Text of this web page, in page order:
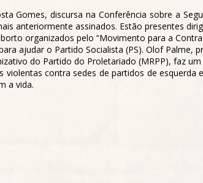
Gomes, discursa na Conferência sobre a
anteriormente assinados. Estão presentes
organizados pelo “Movimento para a
ajudar o Partido Socialista (PS). Olof Palme,
do Partido do Proletariado (MRPP), faz
contra sedes de partidos de esquerda
a vida.